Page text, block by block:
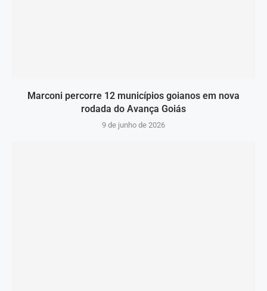
Marconi percorre 12 municípios goianos em nova
rodada do Avança Goiás
9 de junho de 2026